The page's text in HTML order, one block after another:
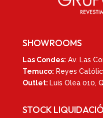
SHOWROOMS
Las Condes: Av. Las
Temuco: Reyes
Outlet: Luis Olea 010,
STOCK